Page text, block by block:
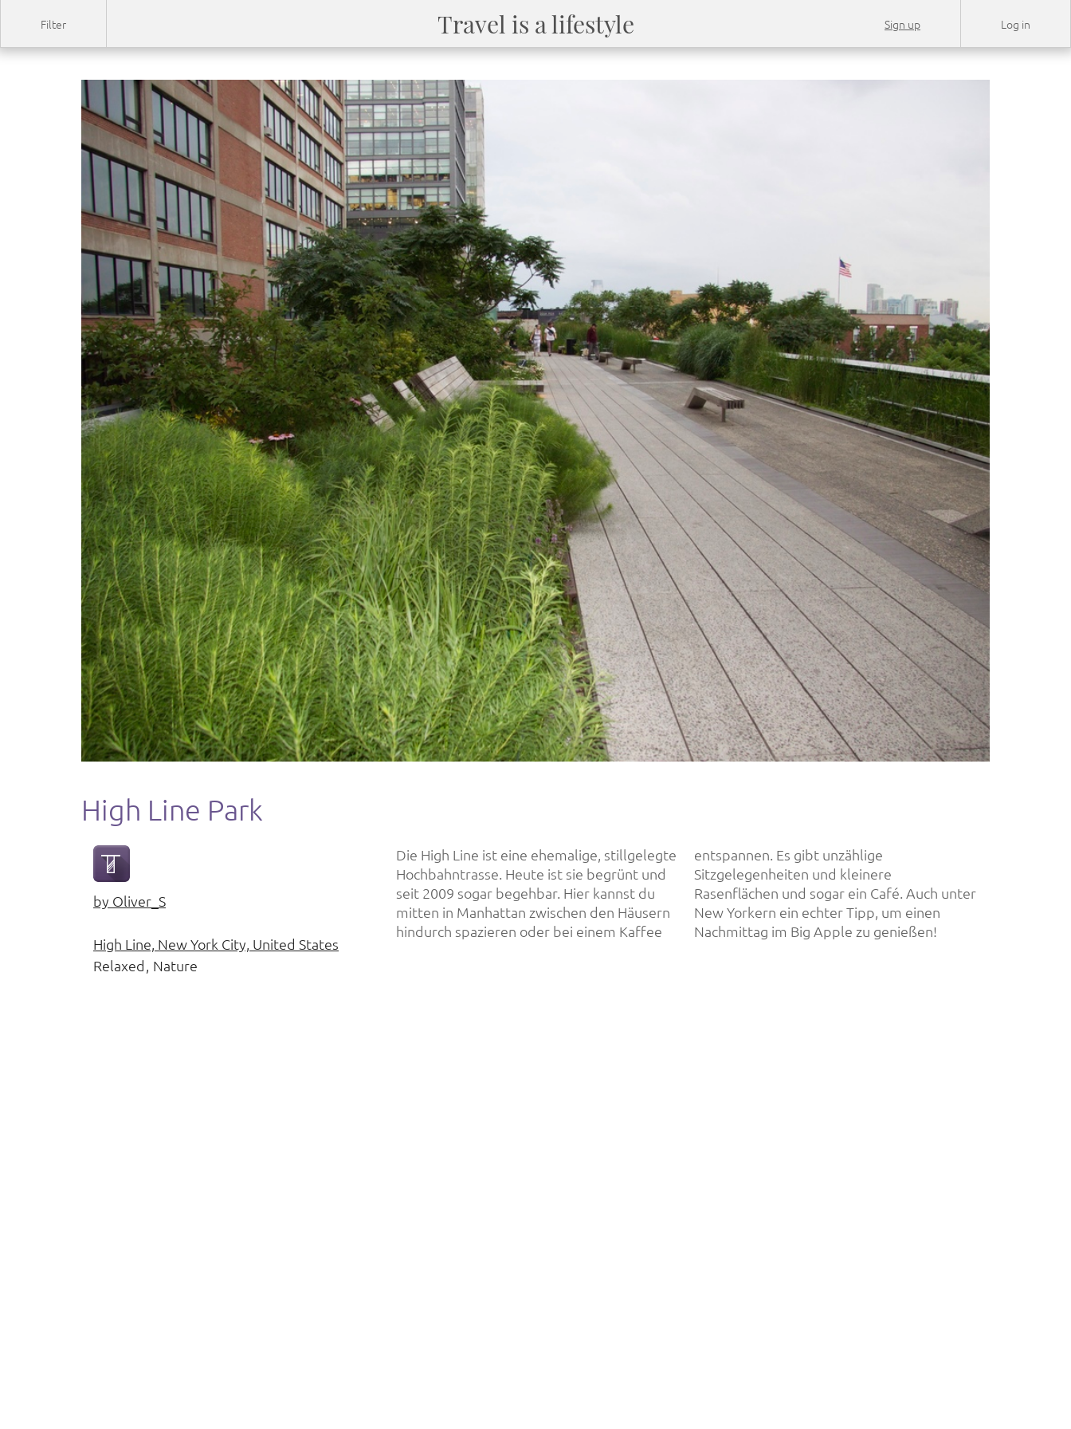
Travel is a lifestyle
Filter Log in
Sign up
High Line Park
by Oliver_S
High Line, New York City, United States
Relaxed Nature
Die High Line ist eine ehemalige, stillgelegte
Hochbahntrasse. Heute ist sie begrünt und
seit 2009 sogar begehbar. Hier kannst du
mitten in Manhattan zwischen den Häusern
hindurch spazieren oder bei einem Kaffee
entspannen. Es gibt unzählige
Sitzgelegenheiten und kleinere
Rasenflächen und sogar ein Café. Auch unter
New Yorkern ein echter Tipp, um einen
Nachmittag im Big Apple zu genießen!